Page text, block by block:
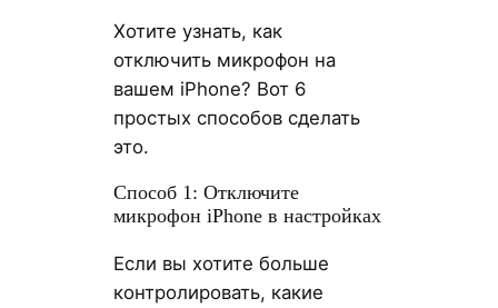
Хотите узнать, как
отключить микрофон на
вашем iPhone? Вот 6
простых способов сделать
это.
Способ 1: Отключите
микрофон iPhone в настройках
Если вы хотите больше
контролировать, какие